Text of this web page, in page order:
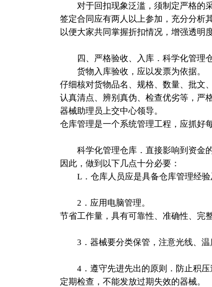
对于回扣现象泛滥，须制定严格的采
签定合同应有两人以上参加，充分分析
以便大家共同掌握折扣情况，增强透明度
四、严格验收、入库．科学化管理
货物入库验收，应以发票为依据。
仔细核对货物品名、规格、数量、批文
认真清点、辨别真伪、检查优劣等，严
器械助理员上交中心领导。
仓库管理是一个系统管理工程，应抓好
科学化管理仓库．直接影响到资金的
因此，做到以下几点十分必要：
L．仓库人员应是具备仓库管理经验
2．应用电脑管理。
节省工作量，具有可靠性、准确性、完整
3．器械要分类保管，注意光线、温
4．遵守先进先出的原则．防止积压
定期检查，不能发放过期失效的器械。